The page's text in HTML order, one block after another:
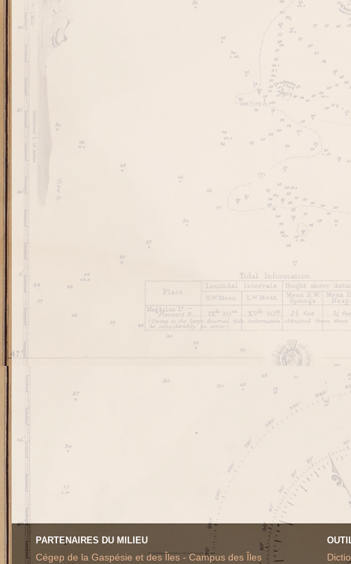
PARTENAIRES DU MILIEU
Cégep de la Gaspésie et des Îles - Campus des Îles